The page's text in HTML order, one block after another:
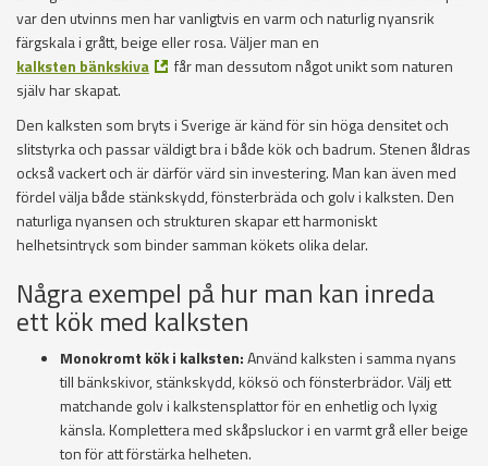
var den utvinns men har vanligtvis en varm och naturlig nyansrik
färgskala i grått, beige eller rosa. Väljer man en
kalksten bänkskiva
får man dessutom något unikt som naturen
själv har skapat.
Den kalksten som bryts i Sverige är känd för sin höga densitet och
slitstyrka och passar väldigt bra i både kök och badrum. Stenen åldras
också vackert och är därför värd sin investering. Man kan även med
fördel välja både stänkskydd, fönsterbräda och golv i kalksten. Den
naturliga nyansen och strukturen skapar ett harmoniskt
helhetsintryck som binder samman kökets olika delar.
Några exempel på hur man kan inreda
ett kök med kalksten
Monokromt kök i kalksten:Använd kalksten i samma nyans
till bänkskivor, stänkskydd, köksö och fönsterbrädor. Välj ett
matchande golv i kalkstensplattor för en enhetlig och lyxig
känsla. Komplettera med skåpsluckor i en varmt grå eller beige
ton för att förstärka helheten.